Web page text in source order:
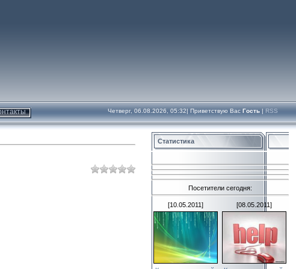
Четверг, 06.08.2026, 05:32| Приветствую Вас Гость | RSS
Статистика
Посетители сегодня:
[10.05.2011] [08.05.2011]